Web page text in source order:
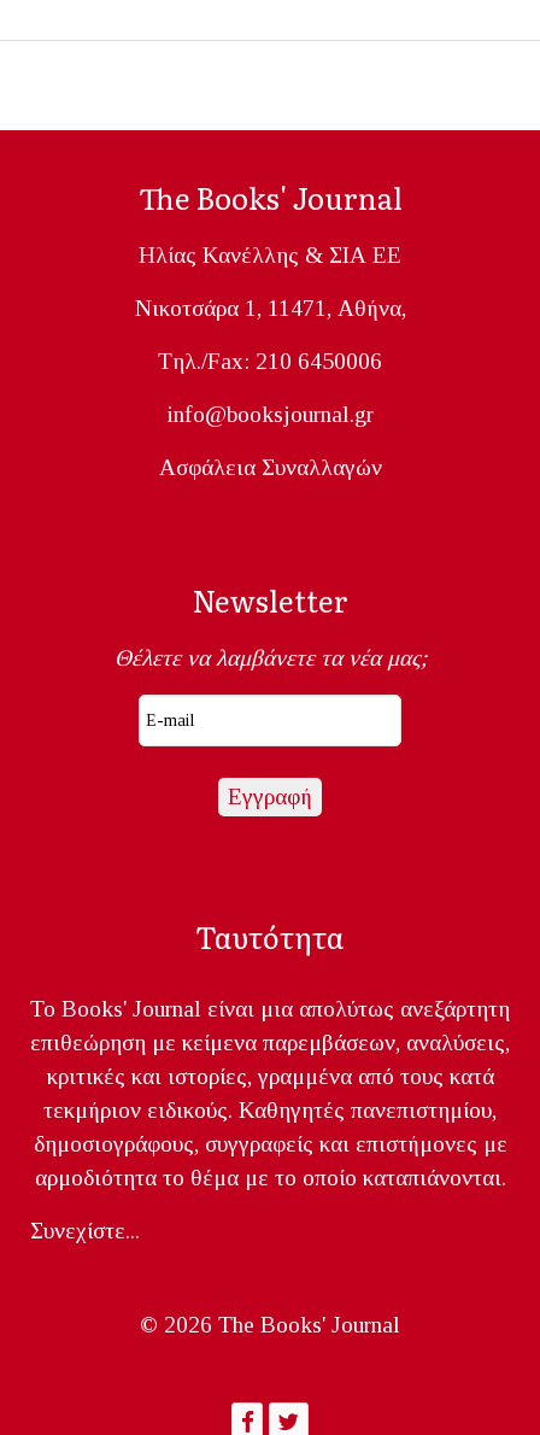
The Books' Journal
Ηλίας Κανέλλης & ΣΙΑ ΕΕ
Nικοτσάρα 1, 11471, Aθήνα,
Tηλ./Fax: 210 6450006
info@booksjournal.gr
Ασφάλεια Συναλλαγών
Newsletter
Θέλετε να λαμβάνετε τα νέα μας;
Ταυτότητα
Το Books' Journal είναι μια απολύτως ανεξάρτητη
επιθεώρηση με κείμενα παρεμβάσεων, αναλύσεις,
κριτικές και ιστορίες, γραμμένα από τους κατά
τεκμήριον ειδικούς. Καθηγητές πανεπιστημίου,
δημοσιογράφους, συγγραφείς και επιστήμονες με
αρμοδιότητα το θέμα με το οποίο καταπιάνονται.
Συνεχίστε...
© 2026 The Books' Journal